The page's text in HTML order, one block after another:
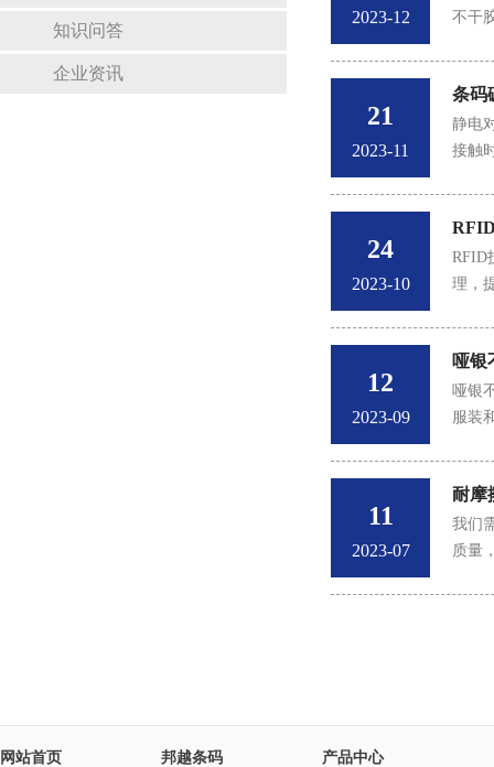
知识问答
企业资讯
2023-12
不干
21
2023-11
条码
静电
接触
24
2023-10
RFID
理，
12
2023-09
哑银
哑银
服装
11
2023-07
耐摩
我们
质量
网站首页 邦越条码 产品中心